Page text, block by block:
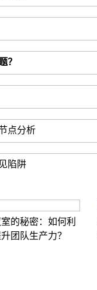
？
点分析
陷阱
的秘密：如何利
团队生产力？